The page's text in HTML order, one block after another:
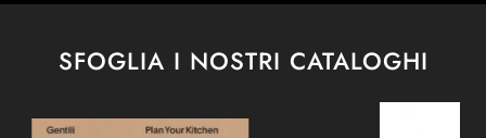
SFOGLIA I NOSTRI CATALOGHI